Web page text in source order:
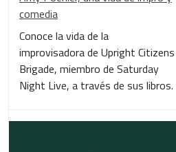
comedia
Conoce la vida de la
improvisadora de Upright Citizens
Brigade, miembro de Saturday
Night Live, a través de sus libros.